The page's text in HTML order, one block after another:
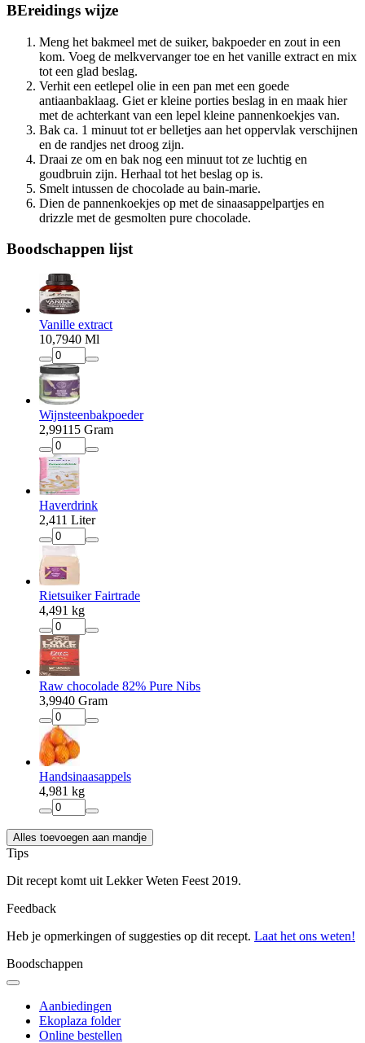
BEreidings wijze
Meng het bakmeel met de suiker, bakpoeder en zout in een
kom. Voeg de melkvervanger toe en het vanille extract en mix
tot een glad beslag.
Verhit een eetlepel olie in een pan met een goede
antiaanbaklaag. Giet er kleine porties beslag in en maak hier
met de achterkant van een lepel kleine pannenkoekjes van.
Bak ca. 1 minuut tot er belletjes aan het oppervlak verschijnen
en de randjes net droog zijn.
Draai ze om en bak nog een minuut tot ze luchtig en
goudbruin zijn. Herhaal tot het beslag op is.
Smelt intussen de chocolade au bain-marie.
Dien de pannenkoekjes op met de sinaasappelpartjes en
drizzle met de gesmolten pure chocolade.
Boodschappen lijst
Vanille extract
10,7940 Ml
Wijnsteenbakpoeder
2,99115 Gram
Haverdrink
2,411 Liter
Rietsuiker Fairtrade
4,491 kg
Raw chocolade 82% Pure Nibs
3,9940 Gram
Handsinaasappels
4,981 kg
Alles toevoegen aan mandje
Tips
Dit recept komt uit Lekker Weten Feest 2019.
Feedback
Heb je opmerkingen of suggesties op dit recept. Laat het ons weten!
Boodschappen
Aanbiedingen
Ekoplaza folder
Online bestellen